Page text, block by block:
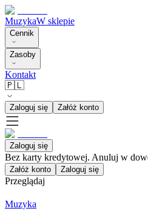
MuzykaW sklepie
Cennik
Zasoby
Kontakt
🇵🇱
Zaloguj się Załóż konto
Zaloguj się
Bez karty kredytowej. Anuluj w
Załóż konto Zaloguj się
Przeglądaj
Muzyka